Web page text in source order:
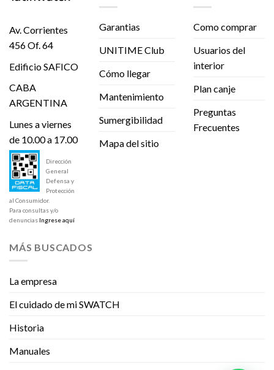
Av. Corrientes
456 Of. 64
Edificio SAFICO
CABA
ARGENTINA
Lunes a viernes
de 10.00 a 17.00
Dirección
General
Defensa y
Protección
al Consumidor.
Para consultas y/o
denuncias Ingrese aquí
Garantias
UNITIME Club
Cómo llegar
Mantenimiento
Sumergibilidad
Mapa del sitio
Como comprar
Usuarios del
interior
Plan canje
Preguntas
Frecuentes
MÁS BUSCADOS
La empresa
El cuidado de mi SWATCH
Historia
Manuales